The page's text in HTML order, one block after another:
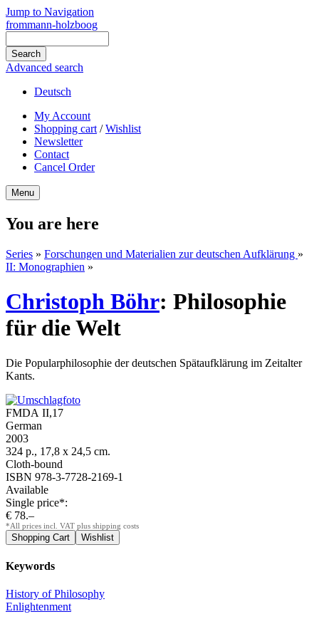
Jump to Navigation
frommann-holzboog
Advanced search
Deutsch
My Account
Shopping cart /Wishlist
Newsletter
Contact
Cancel Order
Menu
You are here
Series » Forschungen und Materialien zur deutschen Aufklärung »
II: Monographien »
Christoph Böhr: Philosophie
für die Welt
Die Popularphilosophie der deutschen Spätaufklärung im Zeitalter
Kants.
FMDA II,17
German
2003
324 p., 17,8 x 24,5 cm.
Cloth-bound
ISBN 978-3-7728-2169-1
Available
Single price*:
€ 78.–
*All prices incl. VAT plus shipping costs
Keywords
History of Philosophy
Enlightenment